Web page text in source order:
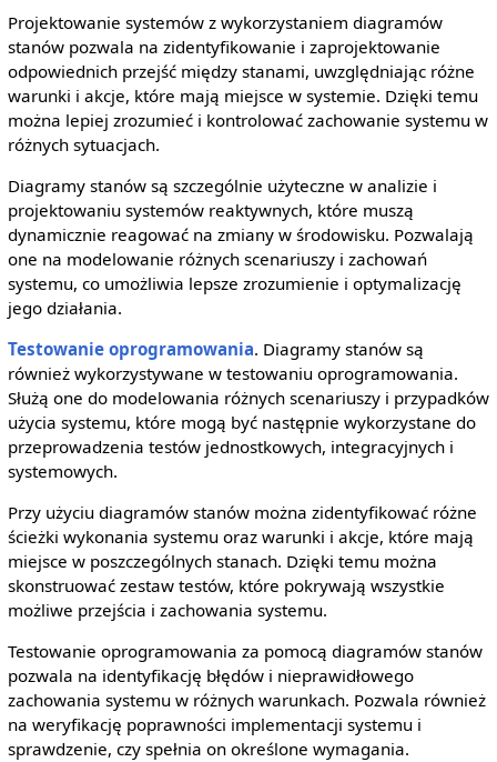
Projektowanie systemów z wykorzystaniem diagramów
stanów pozwala na zidentyfikowanie i zaprojektowanie
odpowiednich przejść między stanami, uwzględniając różne
warunki i akcje, które mają miejsce w systemie. Dzięki temu
można lepiej zrozumieć i kontrolować zachowanie systemu w
różnych sytuacjach.
Diagramy stanów są szczególnie użyteczne w analizie i
projektowaniu systemów reaktywnych, które muszą
dynamicznie reagować na zmiany w środowisku. Pozwalają
one na modelowanie różnych scenariuszy i zachowań
systemu, co umożliwia lepsze zrozumienie i optymalizację
jego działania.
Testowanie oprogramowania. Diagramy stanów są
również wykorzystywane w testowaniu oprogramowania.
Służą one do modelowania różnych scenariuszy i przypadków
użycia systemu, które mogą być następnie wykorzystane do
przeprowadzenia testów jednostkowych, integracyjnych i
systemowych.
Przy użyciu diagramów stanów można zidentyfikować różne
ścieżki wykonania systemu oraz warunki i akcje, które mają
miejsce w poszczególnych stanach. Dzięki temu można
skonstruować zestaw testów, które pokrywają wszystkie
możliwe przejścia i zachowania systemu.
Testowanie oprogramowania za pomocą diagramów stanów
pozwala na identyfikację błędów i nieprawidłowego
zachowania systemu w różnych warunkach. Pozwala również
na weryfikację poprawności implementacji systemu i
sprawdzenie, czy spełnia on określone wymagania.